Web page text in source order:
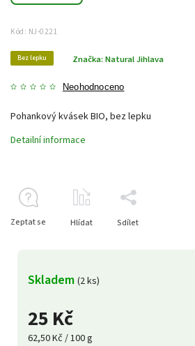
Kód: NJ-0221
Bez lepku
Neohodnoceno
Značka: Natural Jihlava
25 Kč
62,50 Kč / 100 g
Skladem (2 ks)
Pohankový kvásek BIO, bez lepku
Detailní informace
Zeptat se Hlídat Sdílet